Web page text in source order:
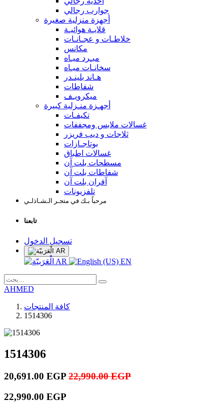
جوارب رجالي
أجهزة منزلية صغيرة
قلايـة هوائيـة
خلاطـات و عجـانـات
مكانس
مبـرد ميـاه
سخانـات ميـاه
هـاند بلينـدر
شفاطات
ميكرويـف
أجهـزة منـزلية كبيرة
تكيفـات
غسالات ملابس ومجففات
ثلاجات و ديب فريزر
بوتاجـازات
غسالات اطباق
مسطحات بلت آن
شفاطات بلت آن
آفران بلت آن
تلفزيونات
مرحباً بـك في متجـر الـشـاذلـي
تابعنا
تسجيل الدخول
AR
AR EN
AHMED
كافة المنتجات
1514306
1514306
20,691.00 EGP 22,990.00EGP
22,990.00 EGP